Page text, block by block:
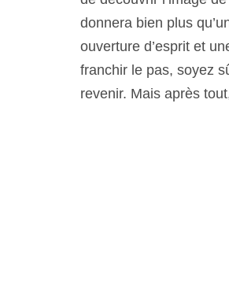
donnera bien plus
ouverture d’esprit et
franchir le pas, soyez
revenir. Mais après